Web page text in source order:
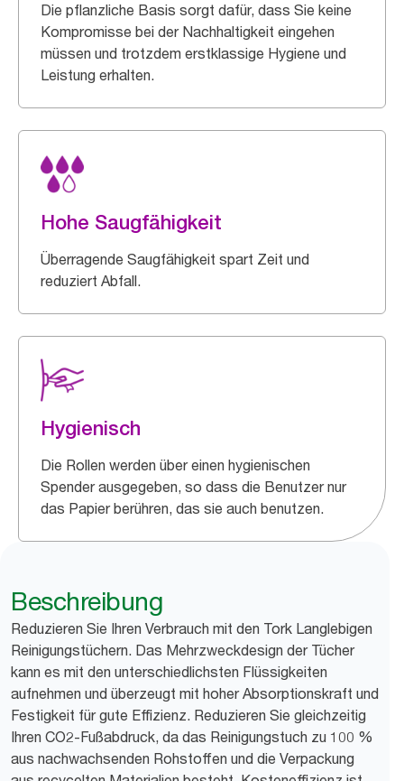
Die pflanzliche Basis sorgt dafür, dass Sie keine
Kompromisse bei der Nachhaltigkeit eingehen
müssen und trotzdem erstklassige Hygiene und
Leistung erhalten.
Hohe Saugfähigkeit
Überragende Saugfähigkeit spart Zeit und
reduziert Abfall.
Hygienisch
Die Rollen werden über einen hygienischen
Spender ausgegeben, so dass die Benutzer nur
das Papier berühren, das sie auch benutzen.
Beschreibung
Reduzieren Sie Ihren Verbrauch mit den Tork Langlebigen
Reinigungstüchern. Das Mehrzweckdesign der Tücher
kann es mit den unterschiedlichsten Flüssigkeiten
aufnehmen und überzeugt mit hoher Absorptionskraft und
Festigkeit für gute Effizienz. Reduzieren Sie gleichzeitig
Ihren CO2-Fußabdruck, da das Reinigungstuch zu 100 %
aus nachwachsenden Rohstoffen und die Verpackung